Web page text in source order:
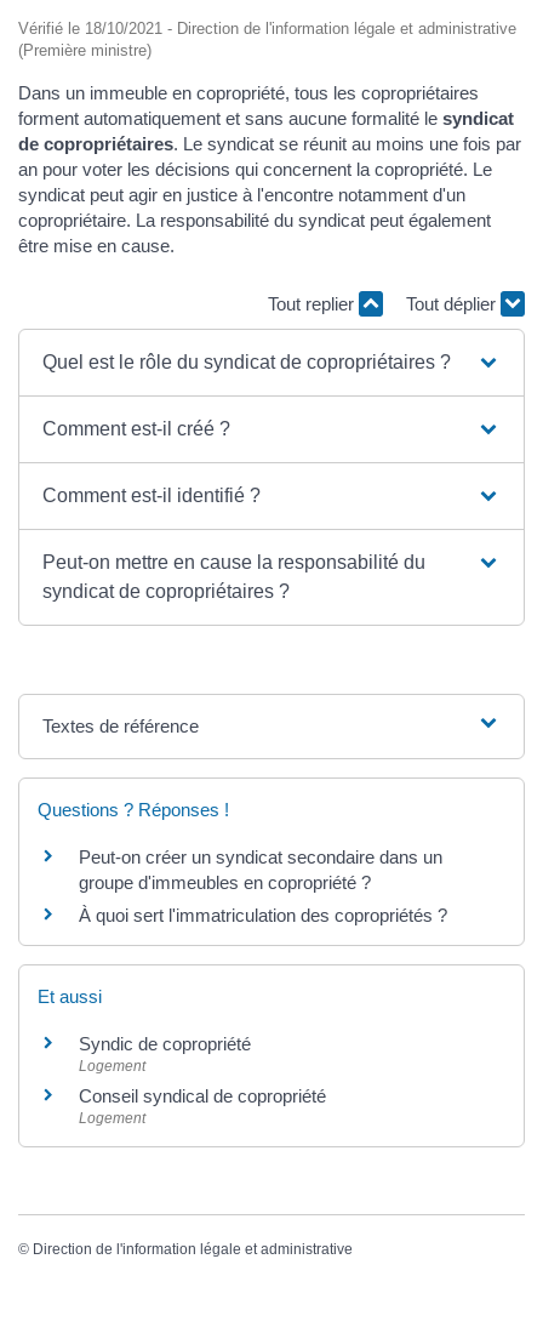
Vérifié le 18/10/2021 - Direction de l'information légale et administrative
(Première ministre)
Dans un immeuble en copropriété, tous les copropriétaires
forment automatiquement et sans aucune formalité le syndicat
de copropriétaires. Le syndicat se réunit au moins une fois par
an pour voter les décisions qui concernent la copropriété. Le
syndicat peut agir en justice à l'encontre notamment d'un
copropriétaire. La responsabilité du syndicat peut également
être mise en cause.
Tout replier Tout déplier
Quel est le rôle du syndicat de copropriétaires ?
Comment est-il créé ?
Comment est-il identifié ?
Peut-on mettre en cause la responsabilité du
syndicat de copropriétaires ?
Textes de référence
Questions ? Réponses !
Peut-on créer un syndicat secondaire dans un
groupe d'immeubles en copropriété ?
À quoi sert l'immatriculation des copropriétés ?
Et aussi
Syndic de copropriété
Logement
Conseil syndical de copropriété
Logement
© Direction de l'information légale et administrative